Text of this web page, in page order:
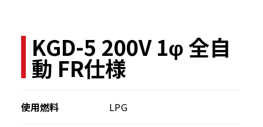
KGD-5 200V 1φ 全自
動 FR仕様
使用燃料 LPG